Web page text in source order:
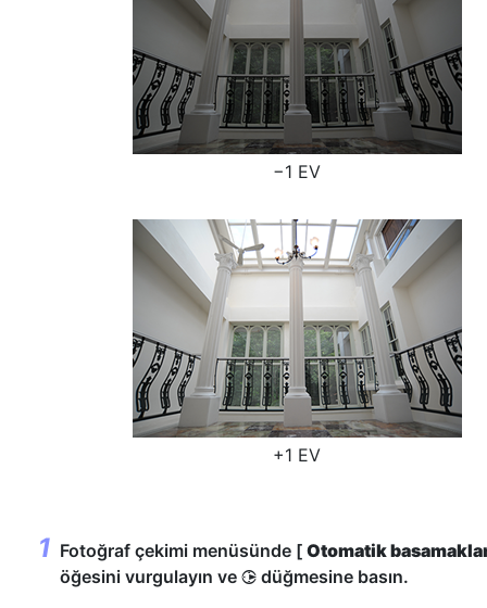
−1 EV
+1 EV
Fotoğraf çekimi menüsünde [ Otomatik
öğesini vurgulayın ve 2 düğmesine basın.